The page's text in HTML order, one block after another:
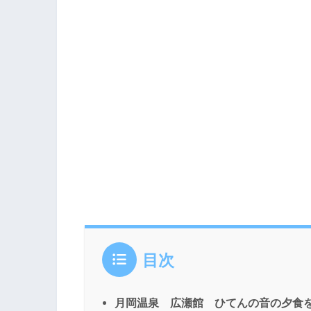
目次
月岡温泉 広瀬館 ひてんの音の夕食